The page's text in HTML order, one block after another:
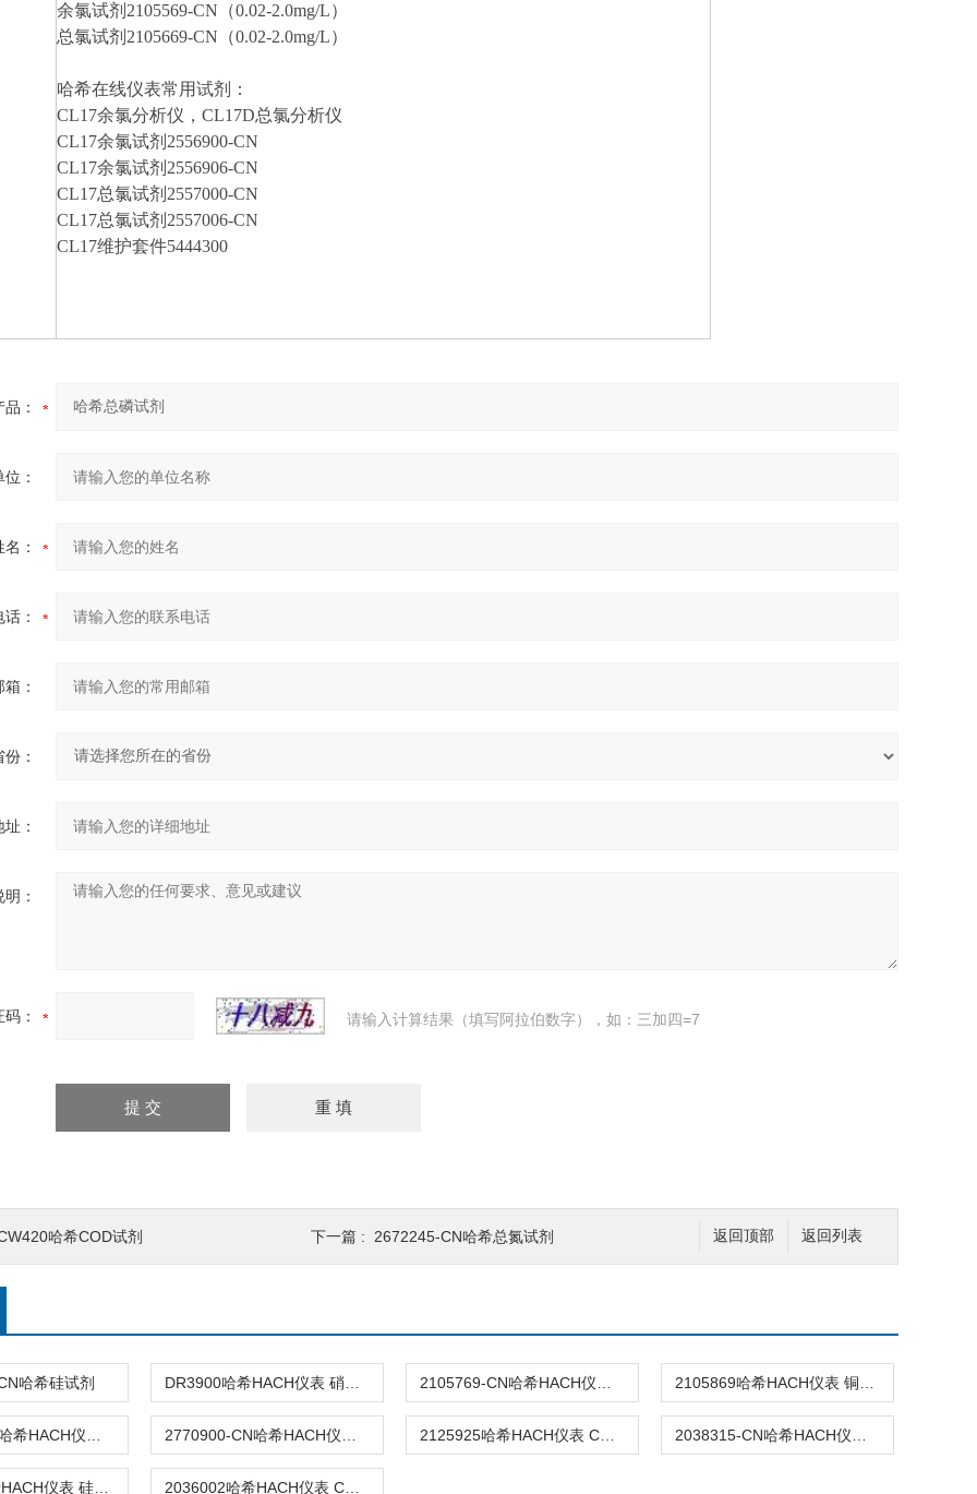
余氯试剂2105569-CN（0.02-2.0mg/L）
总氯试剂2105669-CN（0.02-2.0mg/L）
哈希在线仪表常用试剂：
CL17余氯分析仪，CL17D总氯分析仪
CL17余氯试剂2556900-CN
CL17余氯试剂2556906-CN
CL17总氯试剂2557000-CN
CL17总氯试剂2557006-CN
CL17维护套件5444300
品：
：
：
：
：
份：
：
：
： 请输入计算结果（填写阿拉伯数字），如：三加四=7
返回列表
返回顶部
哈希COD试剂 下一篇 : 2672245-CN哈希总氮试剂
哈希硅试剂